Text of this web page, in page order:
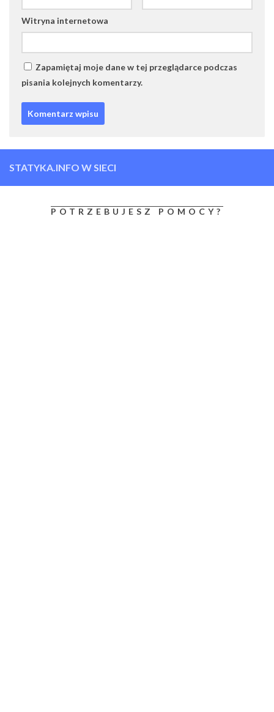
Witryna internetowa
Zapamiętaj moje dane w tej przeglądarce podczas
pisania kolejnych komentarzy.
STATYKA.INFO W SIECI
POTRZEBUJESZ POMOCY?